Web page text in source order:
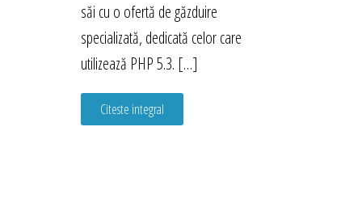
săi cu o ofertă de găzduire
specializată, dedicată celor care
utilizează PHP 5.3. […]
Citeste integral